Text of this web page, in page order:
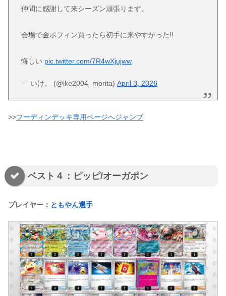
仲間に感謝して来シーズン頑張ります。
会場で金ポフィン買ったら初手に来やすかった!!
悔しい pic.twitter.com/7R4wXjujww
— いけ。 (@ike2004_morita)April 3, 2026
>>フーディンデッキ専用ページへジャンプ
ベスト４：ピッピ/オーガポン
プレイヤー： ともやん選手